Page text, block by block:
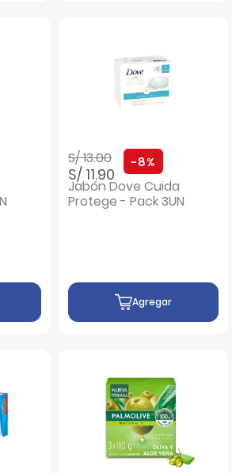
Precio rebajado de
S/ 13.00a
S/ 11.90
-8%
Jabón Dove Cuida
Protege - Pack 3UN
Agregar